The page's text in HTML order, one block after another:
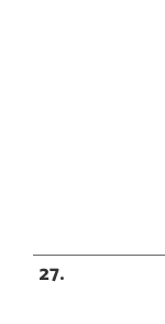
27